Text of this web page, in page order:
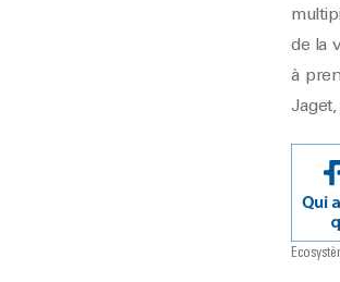
de la
à